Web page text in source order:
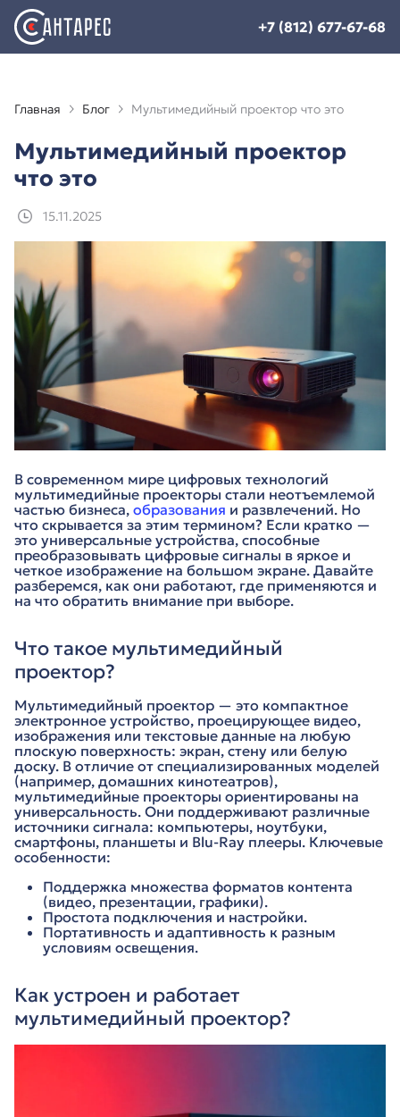
+7 (812) 677-67-68
Главная Блог Мультимедийный проектор что это
Мультимедийный проектор
что это
15.11.2025
В современном мире цифровых технологий
мультимедийные проекторы стали неотъемлемой
частью бизнеса, образования и развлечений. Но
что скрывается за этим термином? Если кратко —
это универсальные устройства, способные
преобразовывать цифровые сигналы в яркое и
четкое изображение на большом экране. Давайте
разберемся, как они работают, где применяются и
на что обратить внимание при выборе.
Что такое мультимедийный
проектор?
Мультимедийный проектор — это компактное
электронное устройство, проецирующее видео,
изображения или текстовые данные на любую
плоскую поверхность: экран, стену или белую
доску. В отличие от специализированных моделей
(например, домашних кинотеатров),
мультимедийные проекторы ориентированы на
универсальность. Они поддерживают различные
источники сигнала: компьютеры, ноутбуки,
смартфоны, планшеты и Blu-Ray плееры. Ключевые
особенности:
Поддержка множества форматов контента
(видео, презентации, графики).
Простота подключения и настройки.
Портативность и адаптивность к разным
условиям освещения.
Как устроен и работает
мультимедийный проектор?